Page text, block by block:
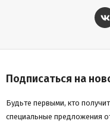
Подписаться на
Будьте первыми, кто
специальные предложения